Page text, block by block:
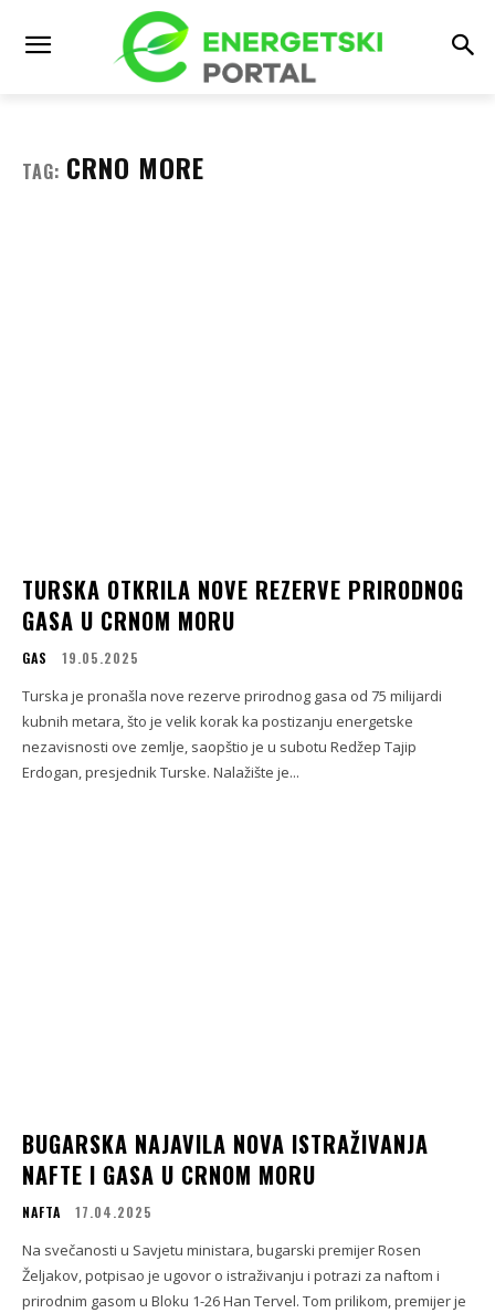
TAG: CRNO MORE
TURSKA OTKRILA NOVE REZERVE PRIRODNOG
GASA U CRNOM MORU
GAS 19.05.2025
Turska je pronašla nove rezerve prirodnog gasa od 75 milijardi
kubnih metara, što je velik korak ka postizanju energetske
nezavisnosti ove zemlje, saopštio je u subotu Redžep Tajip
Erdogan, presjednik Turske. Nalažište je...
BUGARSKA NAJAVILA NOVA ISTRAŽIVANJA
NAFTE I GASA U CRNOM MORU
NAFTA 17.04.2025
Na svečanosti u Savjetu ministara, bugarski premijer Rosen
Željakov, potpisao je ugovor o istraživanju i potrazi za naftom i
prirodnim gasom u Bloku 1-26 Han Tervel. Tom prilikom, premijer je